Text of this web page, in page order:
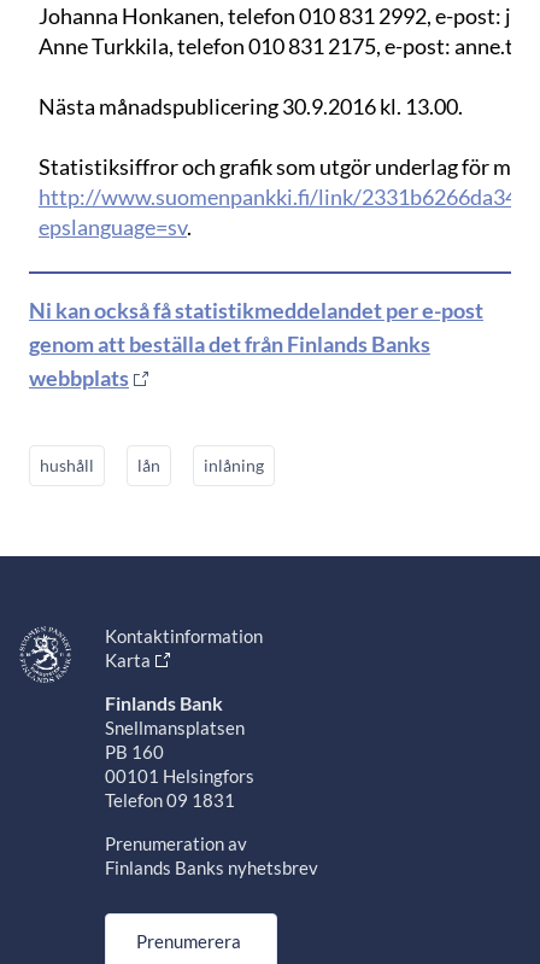
Johanna Honkanen, telefon 010 831 2992, e-post:
Anne Turkkila, telefon 010 831 2175, e-post:
Nästa månadspublicering 30.9.2016 kl. 13.00.
Statistiksiffror och grafik som utgör underlag för
http://www.suomenpankki.fi/link/
epslanguage=sv.
Ni kan också få statistikmeddelandet per e-post
genom att beställa det från Finlands Banks
webbplats
hushåll lån inlåning
Kontaktinformation
Karta
Finlands Bank
Snellmansplatsen
PB 160
00101 Helsingfors
Telefon 09 1831
Prenumeration av
Finlands Banks nyhetsbrev
Prenumerera